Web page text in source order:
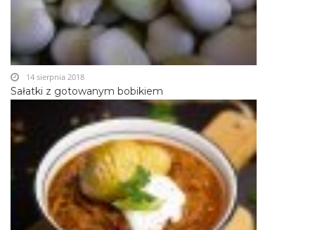
Sałatki z gotowanym bobikiem
14 sierpnia 2018